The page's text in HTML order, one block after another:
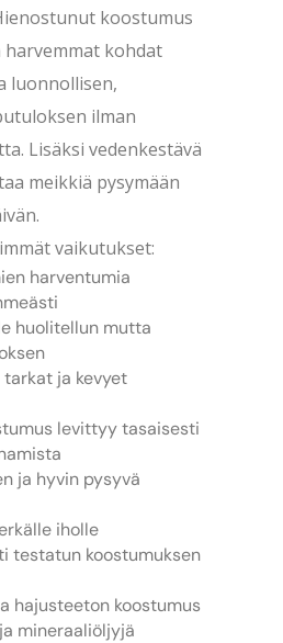
koostumus
kohdat
luonnollisen,
ilman
Lisäksi vedenkestävä
meikkiä pysymään
vaikutukset:
harventumia
huolitellun mutta
ja kevyet
levittyy tasaisesti
ja hyvin pysyvä
iholle
testatun koostumuksen
hajusteeton koostumus
mineraaliöljyjä